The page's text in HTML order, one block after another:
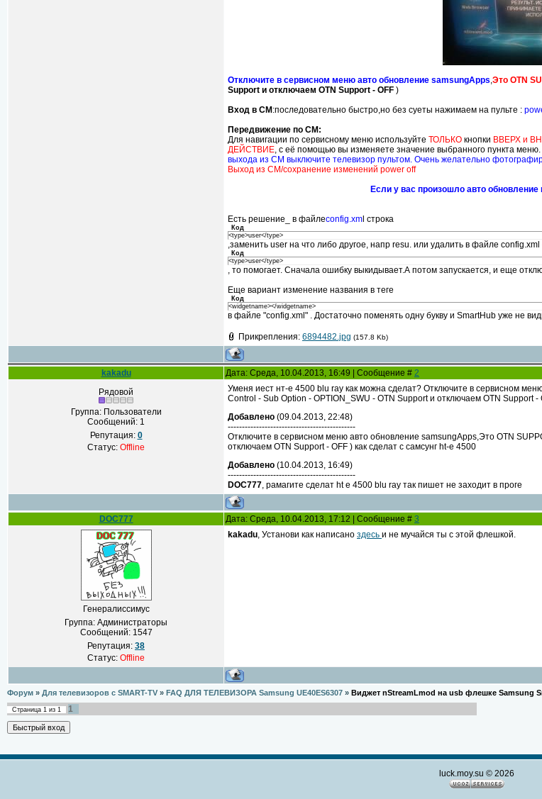
Отключите в сервисном меню авто обновление samsungApps,Это OTN
Support и отключаем OTN Support - OFF )
Вход в СМ :последовательно быстро,но без суеты нажимаем на пульте :
Передвижение по СМ:
Для навигации по сервисному меню используйте ТОЛЬКО кнопки ВВЕРХ и
ДЕЙСТВИЕ, с её помощью вы изменяете значение выбранного пункта меню.
выхода из СМ выключите телевизор пультом. Очень желательно
Выход из СМ/сохранение изменений power off
Если у вас произошло авто
Есть решение_ в файлеconfig.xm l строка
Код
<type>user</type>
,заменить user на что либо другое, напр resu. или удалить в файле config.xml
Код
<type>user</type>
, то помогает. Сначала ошибку выкидывает.А потом запускается, и еще
Еще вариант изменение названия в теге
Код
<widgetname></widgetname>
в файле "config.xml" . Достаточно поменять одну букву и SmartHub уже не
Прикрепления: 6894482.jpg (157.8 Kb)
kakadu Дата: Среда, 10.04.2013, 16:49 | Сообщение # 2
Рядовой
Группа: Пользователи
Сообщений: 1
Репутация: 0
Статус: Offline
Уменя иест нт-е 4500 blu ray как можна сделат? Отключите в сервисном
Control - Sub Option - OPTION_SWU - OTN Support и отключаем OTN Support -
Добавлено (09.04.2013, 22:48)
---------------------------------------------
Отключите в сервисном меню авто обновление samsungApps,Это OTN
отключаем OTN Support - OFF ) как сделат с самсунг ht-e 4500
Добавлено (10.04.2013, 16:49)
---------------------------------------------
DOC777, рамагите сделат ht e 4500 blu ray так пишет не заходит в проге
DOC777 Дата: Среда, 10.04.2013, 17:12 | Сообщение # 3
Генералиссимус
Группа: Администраторы
Сообщений: 1547
Репутация: 38
Статус: Offline
kakadu, Установи как написано здесь и не мучайся ты с этой флешкой.
Форум » Для телевизоров с SMART-TV » FAQ ДЛЯ ТЕЛЕВИЗОРА Samsung UE40ES6307 » Виджет nStreamLmod на usb флешке Samsung
Страница 1 из 1
1
luck.moy.su © 2026